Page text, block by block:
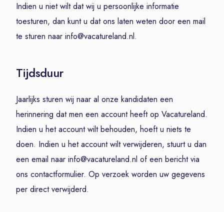
Indien u niet wilt dat wij u persoonlijke informatie
toesturen, dan kunt u dat ons laten weten door een mail
te sturen naar info@vacatureland.nl.
Tijdsduur
Jaarlijks sturen wij naar al onze kandidaten een
herinnering dat men een account heeft op Vacatureland.
Indien u het account wilt behouden, hoeft u niets te
doen. Indien u het account wilt verwijderen, stuurt u dan
een email naar info@vacatureland.nl of een bericht via
ons contactformulier. Op verzoek worden uw gegevens
per direct verwijderd.